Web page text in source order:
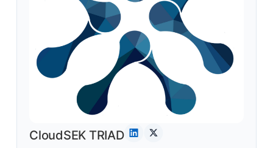
CloudSEK TRIAD